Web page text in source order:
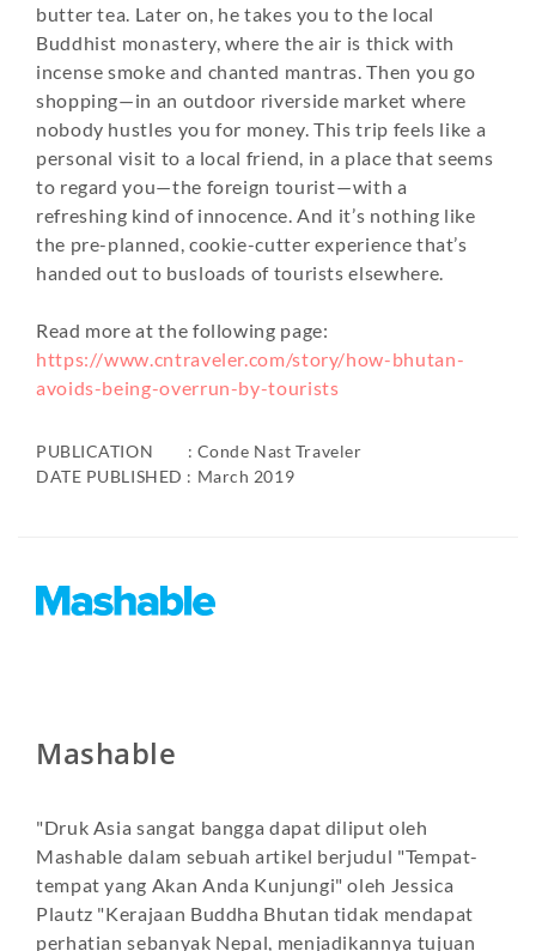
butter tea. Later on, he takes you to the local
Buddhist monastery, where the air is thick with
incense smoke and chanted mantras. Then you go
shopping—in an outdoor riverside market where
nobody hustles you for money. This trip feels like a
personal visit to a local friend, in a place that seems
to regard you—the foreign tourist—with a
refreshing kind of innocence. And it’s nothing like
the pre-planned, cookie-cutter experience that’s
handed out to busloads of tourists elsewhere.
Read more at the following page:
https://www.cntraveler.com/story/how-bhutan-
avoids-being-overrun-by-tourists
PUBLICATION : Conde Nast Traveler
DATE PUBLISHED : March 2019
Mashable
"Druk Asia sangat bangga dapat diliput oleh
Mashable dalam sebuah artikel berjudul "Tempat-
tempat yang Akan Anda Kunjungi" oleh Jessica
Plautz "Kerajaan Buddha Bhutan tidak mendapat
perhatian sebanyak Nepal, menjadikannya tujuan